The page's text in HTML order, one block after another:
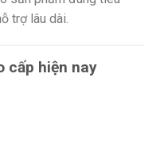
trợ lâu dài.
cấp hiện nay